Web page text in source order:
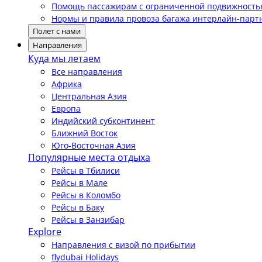
Помощь пассажирам с ограниченной
Нормы и правила провоза багажа интерлайн-
Полет с нами
Направления
Куда мы летаем
Все направления
Африка
Центральная Азия
Европа
Индийский субконтинент
Ближний Восток
Юго-Восточная Азия
Популярные места отдыха
Рейсы в Тбилиси
Рейсы в Мале
Рейсы в Коломбо
Рейсы в Баку
Рейсы в Занзибар
Explore
Направления с визой по прибытии
flydubai Holidays